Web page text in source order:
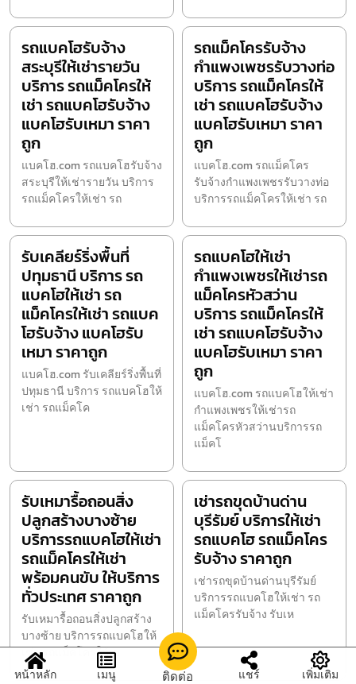
รถแบคโฮรับจ้าง
สระบุรีให้เช่ารายวัน
บริการ รถแม็คโครให้
เช่า รถแบคโฮรับจ้าง
แบคโฮรับเหมา ราคา
ถูก
แบคโฮ.com รถแบคโฮรับจ้าง
สระบุรีให้เช่ารายวัน บริการ
รถแม็คโครให้เช่า รถ
รถแม็คโครรับจ้าง
กำแพงเพชรรับวางท่อ
บริการ รถแม็คโครให้
เช่า รถแบคโฮรับจ้าง
แบคโฮรับเหมา ราคา
ถูก
แบคโฮ.com รถแม็คโคร
รับจ้างกำแพงเพชรรับวางท่อ
บริการรถแม็คโครให้เช่า รถ
รับเคลียร์ริ่งพื้นที่
ปทุมธานี บริการ รถ
แบคโฮให้เช่า รถ
แม็คโครให้เช่า รถแบค
โฮรับจ้าง แบคโฮรับ
เหมา ราคาถูก
แบคโฮ.com รับเคลียร์ริ่งพื้นที่
ปทุมธานี บริการ รถแบคโฮให้
เช่า รถแม็คโค
รถแบคโฮให้เช่า
กำแพงเพชรให้เช่ารถ
แม็คโครหัวสว่าน
บริการ รถแม็คโครให้
เช่า รถแบคโฮรับจ้าง
แบคโฮรับเหมา ราคา
ถูก
แบคโฮ.com รถแบคโฮให้เช่า
กำแพงเพชรให้เช่ารถ
แม็คโครหัวสว่านบริการรถ
แม็คโ
รับเหมารื้อถอนสิ่ง
ปลูกสร้างบางซ้าย
บริการรถแบคโฮให้เช่า
รถแม็คโครให้เช่า
พร้อมคนขับ ให้บริการ
ทั่วประเทศ ราคาถูก
รับเหมารื้อถอนสิ่งปลูกสร้าง
บางซ้าย บริการรถแบคโฮให้
เช่า รถแม็คโครให้เช
เช่ารถขุดบ้านด่าน
บุรีรัมย์ บริการให้เช่า
รถแบคโฮ รถแม็คโคร
รับจ้าง ราคาถูก
เช่ารถขุดบ้านด่านบุรีรัมย์
บริการรถแบคโฮให้เช่า รถ
แม็คโครรับจ้าง รับเห
หน้าหลัก เมนู ติดต่อ แชร์ เพิ่มเติม